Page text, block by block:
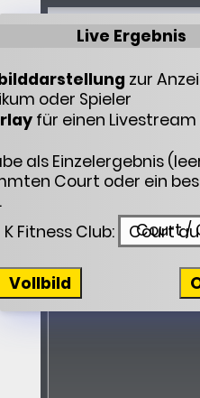
Live Ergebnis
zur
oder Spieler
für einen Livestream
als Einzelergebnis
Court oder ein
Fitness Club:
Court /
Vollbild
Landesliga Nord-
Dominik